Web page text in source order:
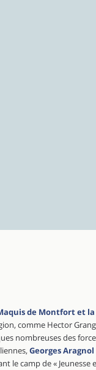
de Montfort et
comme Hector
nombreuses des
Georges Aragnol
le camp de « Jeunesse